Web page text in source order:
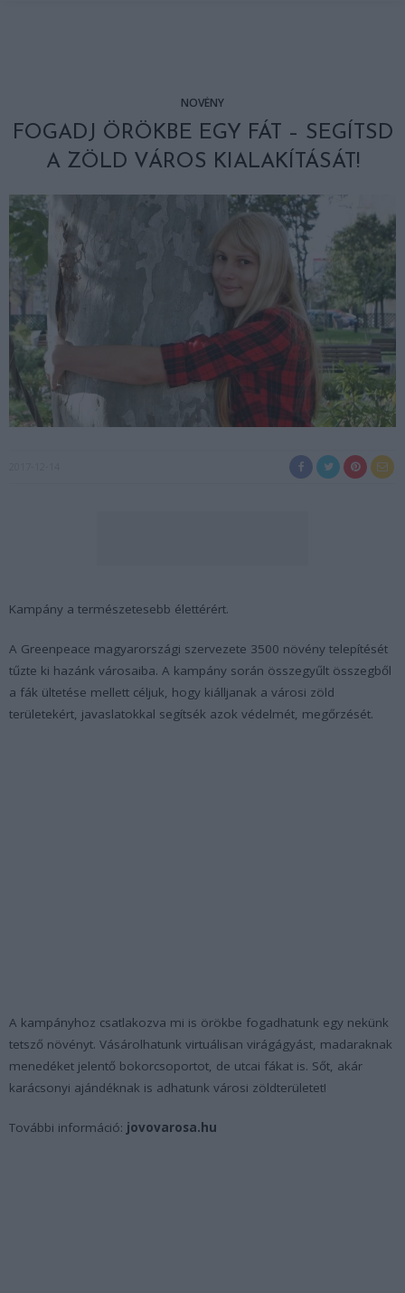
NÖVÉNY
FOGADJ ÖRÖKBE EGY FÁT – SEGÍTSD
A ZÖLD VÁROS KIALAKÍTÁSÁT!
Kampány a természetesebb élettérért.
A Greenpeace magyarországi szervezete 3500 növény telepítését
tűzte ki hazánk városaiba. A kampány során összegyűlt összegből
a fák ültetése mellett céljuk, hogy kiálljanak a városi zöld
területekért, javaslatokkal segítsék azok védelmét, megőrzését.
A kampányhoz csatlakozva mi is örökbe fogadhatunk egy nekünk
tetsző növényt. Vásárolhatunk virtuálisan virágágyást, madaraknak
menedéket jelentő bokorcsoportot, de utcai fákat is. Sőt, akár
karácsonyi ajándéknak is adhatunk városi zöldterületet!
További információ: jovovarosa.hu